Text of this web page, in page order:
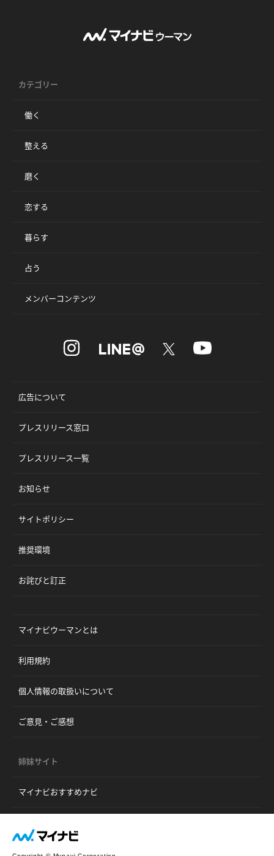
カテゴリー
働く
整える
磨く
恋する
暮らす
占う
メンバーコンテンツ
広告について
プレスリリース窓口
プレスリリース一覧
お知らせ
サイトポリシー
推奨環境
お詫びと訂正
マイナビウーマンとは
利用規約
個人情報の取扱いについて
ご意見・ご感想
姉妹サイト
マイナビおすすめナビ